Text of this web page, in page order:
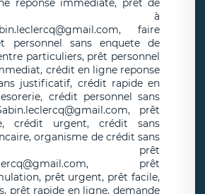
reponse immediate, prêt de
à
faire
personnel sans enquete de
particuliers, prêt personnel
crédit en ligne reponse
justificatif, crédit rapide en
crédit personnel sans
prêt
crédit urgent, crédit sans
organisme de crédit sans
prêt
prêt
prêt urgent, prêt facile,
prêt rapide en ligne, demande